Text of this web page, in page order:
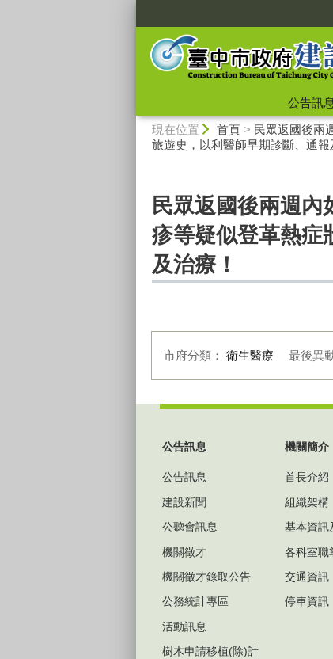
公告訊息
現在位置 首頁> 民眾返國後兩
旅遊史，以利醫師早期診斷、通報
民眾返國後兩週內
疹等疑似登革熱症
及治療！
市府分類： 衛生醫療 最後異
公告訊息
公告訊息
建設新聞
公聽會訊息
機關徵才
機關徵才錄取公告
公務統計專區
活動訊息
樹木申請移植(除)計
機關簡介
首長介紹
組織架構
基本資訊
各科室職
交通資訊
停車資訊